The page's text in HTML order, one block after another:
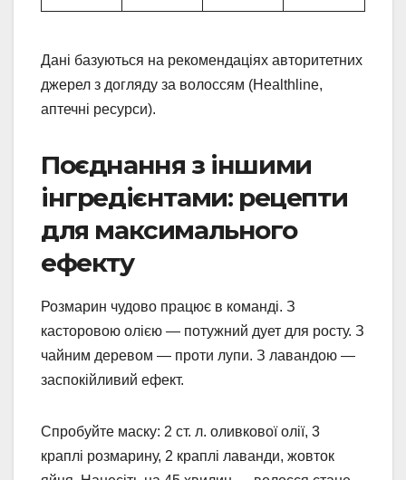
Дані базуються на рекомендаціях авторитетних
джерел з догляду за волоссям (Healthline,
аптечні ресурси).
Поєднання з іншими
інгредієнтами: рецепти
для максимального
ефекту
Розмарин чудово працює в команді. З
касторовою олією — потужний дует для росту. З
чайним деревом — проти лупи. З лавандою —
заспокійливий ефект.
Спробуйте маску: 2 ст. л. оливкової олії, 3
краплі розмарину, 2 краплі лаванди, жовток